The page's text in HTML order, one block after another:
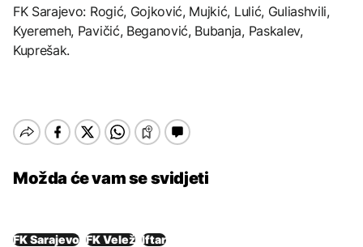
FK Sarajevo: Rogić, Gojković, Mujkić, Lulić, Guliashvili,
Kyeremeh, Pavičić, Beganović, Bubanja, Paskalev,
Kuprešak.
Možda će vam se svidjeti
FK Sarajevo FK Velež Iftar